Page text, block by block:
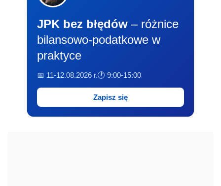
JPK bez błędów – różnice
bilansowo-podatkowe w
praktyce
📅 11-12.08.2026 r.🕐 9:00-15:00
Zapisz się